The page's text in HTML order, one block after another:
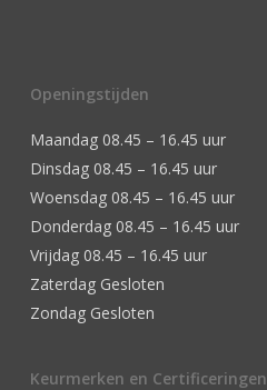
Openingstijden
Maandag 08.45 – 16.45 uur
Dinsdag 08.45 – 16.45 uur
Woensdag 08.45 – 16.45 uur
Donderdag 08.45 – 16.45 uur
Vrijdag 08.45 – 16.45 uur
Zaterdag Gesloten
Zondag Gesloten
Keurmerken en Certificeringen